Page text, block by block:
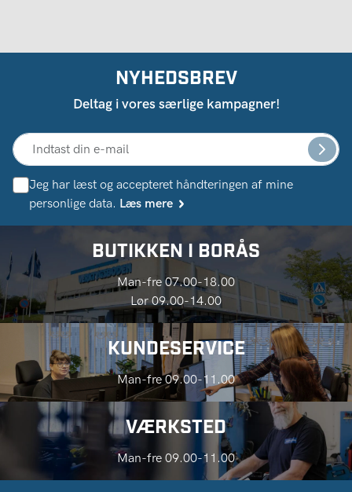
NYHEDSBREV
Deltag i vores særlige kampagner!
Jeg har læst og accepteret håndteringen af ​​mine
personlige data. Læs mere
BUTIKKEN I BORÅS
Man-fre 07.00-18.00
Lør 09.00-14.00
KUNDESERVICE
Man-fre 09.00-11.00
VÆRKSTED
Man-fre 09.00-11.00